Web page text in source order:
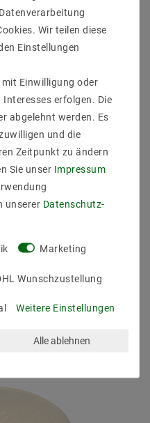
enthalten
Wir teilen diese
Einstellungen
Einwilligung oder
erfolgen. Die
abgelehnt werden. Es
und die
Zeitpunkt zu ändern
Sie unser Impressum
unserer Daten­schutz­
Marketing
Wunschzustellung
Weitere Einstellungen
Alle ablehnen